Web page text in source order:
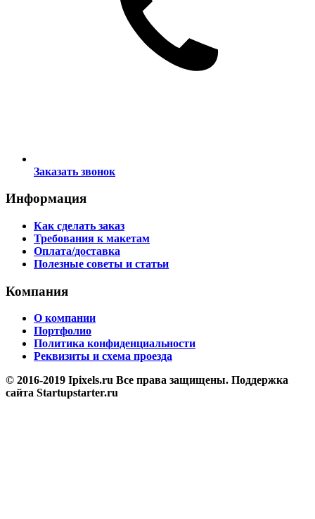
Заказать звонок
Информация
Как сделать заказ
Требования к макетам
Оплата/доставка
Полезные советы и статьи
Компания
О компании
Портфолио
Политика конфиденциальности
Реквизиты и схема проезда
© 2016-2019 Ipixels.ru Все права защищены. Поддержка
сайта Startupstarter.ru